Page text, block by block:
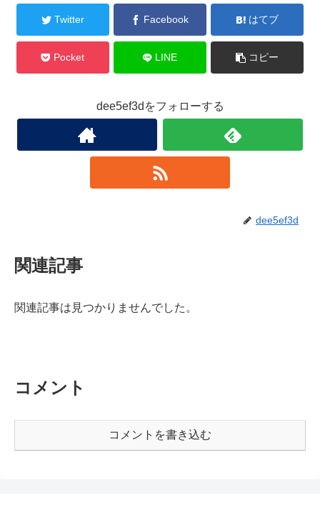
Twitter Facebook はてブ
Pocket LINE コピー
dee5ef3dをフォローする
dee5ef3d
関連記事
関連記事は見つかりませんでした。
コメント
コメントを書き込む